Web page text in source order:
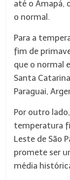
até o Amapá,
o normal.
Para a
fim de
que o normal
Santa
Paraguai,
Por outro
temperatura
Leste de São
promete ser
média